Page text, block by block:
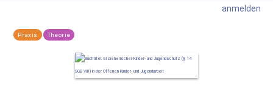
anmelden
Praxis Theorie